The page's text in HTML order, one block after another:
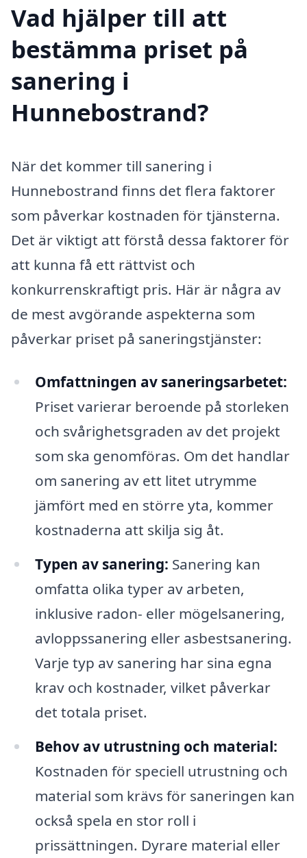
Vad hjälper till att
bestämma priset på
sanering i
Hunnebostrand?
När det kommer till sanering i
Hunnebostrand finns det flera faktorer
som påverkar kostnaden för tjänsterna.
Det är viktigt att förstå dessa faktorer för
att kunna få ett rättvist och
konkurrenskraftigt pris. Här är några av
de mest avgörande aspekterna som
påverkar priset på saneringstjänster:
Omfattningen av saneringsarbetet:
Priset varierar beroende på storleken
och svårighetsgraden av det projekt
som ska genomföras. Om det handlar
om sanering av ett litet utrymme
jämfört med en större yta, kommer
kostnaderna att skilja sig åt.
Typen av sanering: Sanering kan
omfatta olika typer av arbeten,
inklusive radon- eller mögelsanering,
avloppssanering eller asbestsanering.
Varje typ av sanering har sina egna
krav och kostnader, vilket påverkar
det totala priset.
Behov av utrustning och material:
Kostnaden för speciell utrustning och
material som krävs för saneringen kan
också spela en stor roll i
prissättningen. Dyrare material eller